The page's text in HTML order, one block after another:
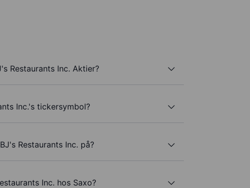
Restaurants Inc. Aktier?
Inc.'s tickersymbol?
Restaurants Inc. på?
Inc. hos Saxo?